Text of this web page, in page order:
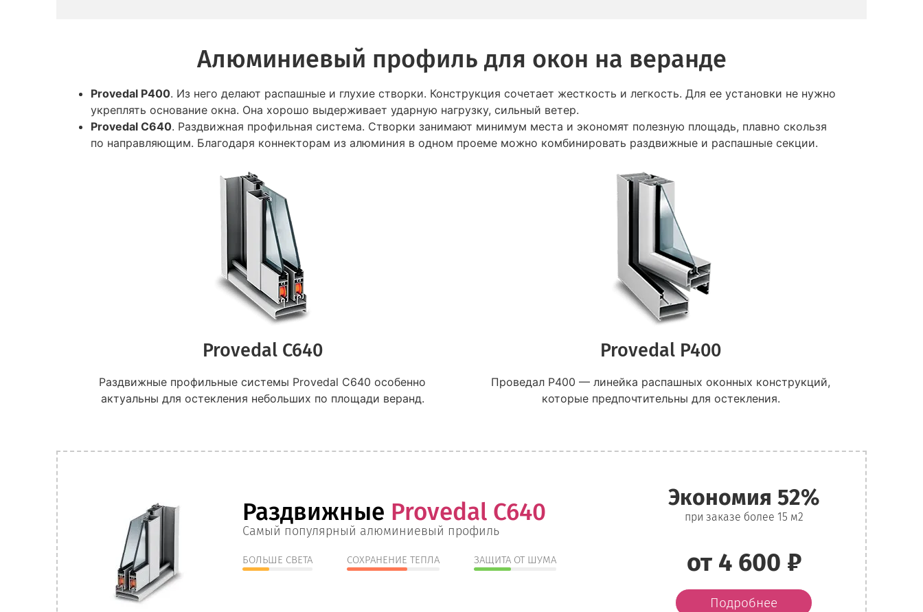
Алюминиевый профиль для окон на веранде
Provedal P400. Из него делают распашные и глухие створки. Конструкция сочетает жесткость и легкость. Для ее установки не нужно
укреплять основание окна. Она хорошо выдерживает ударную нагрузку, сильный ветер.
Provedal C640. Раздвижная профильная система. Створки занимают минимум места и экономят полезную площадь, плавно скользя
по направляющим. Благодаря коннекторам из алюминия в одном проеме можно комбинировать раздвижные и распашные секции.
Provedal C640
Раздвижные профильные системы Provedal C640 особенно
актуальны для остекления небольших по площади веранд.
Provedal P400
Проведал P400 — линейка распашных оконных конструкций,
которые предпочтительны для остекления.
Раздвижные Provedal C640
Самый популярный алюминиевый профиль
БОЛЬШЕ СВЕТА СОХРАНЕНИЕ ТЕПЛА ЗАЩИТА ОТ ШУМА
Экономия 52%
при заказе более 15 м2
от 4 600 ₽
Подробнее